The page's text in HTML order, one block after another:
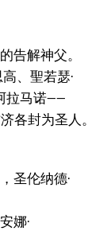
告解神父。
、聖若瑟·
拉马诺——
各封为圣人。
圣伦纳德·
娜·